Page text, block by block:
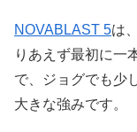
NOVABLAST 5は
りあえず最初に一
で、ジョグでも少
大きな強みです。